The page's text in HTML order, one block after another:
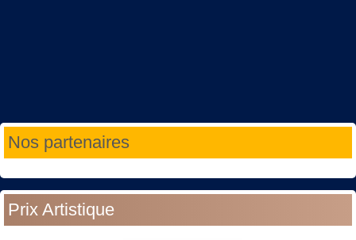
Nos partenaires
Prix Artistique
Année
précédente
Mois
précédent
Année
suivante
Mois
suivant